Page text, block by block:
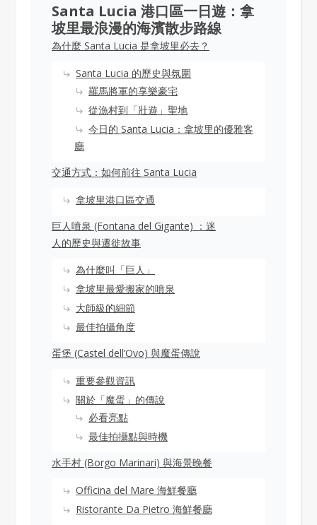
Santa Lucia 港口區一日遊：拿
坡里最浪漫的海濱散步路線
為什麼 Santa Lucia 是拿坡里必去？
Santa Lucia 的歷史與氛圍
羅馬將軍的享樂豪宅
從漁村到「壯遊」聖地
今日的 Santa Lucia：拿坡里的優雅客
廳
交通方式：如何前往 Santa Lucia
拿坡里港口區交通
巨人噴泉 (Fontana del Gigante) ：迷
人的歷史與遷徙故事
為什麼叫「巨人」
拿坡里最愛搬家的噴泉
大師級的細節
最佳拍攝角度
蛋堡 (Castel dell’Ovo) 與魔蛋傳說
重要參觀資訊
關於「魔蛋」的傳說
必看亮點
最佳拍攝點與時機
水手村 (Borgo Marinari) 與海景晚餐
Officina del Mare 海鮮餐廳
Ristorante Da Pietro 海鮮餐廳